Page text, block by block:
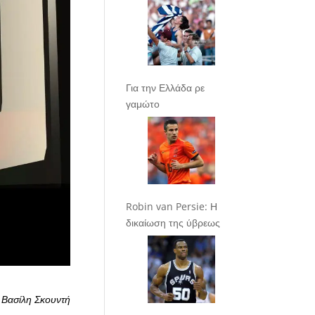
Σκουντή
Για την Ελλάδα ρε
γαμώτο
Robin van Persie: Η
δικαίωση της ύβρεως